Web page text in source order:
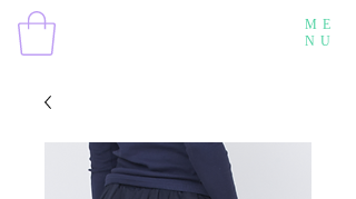
ME
NU